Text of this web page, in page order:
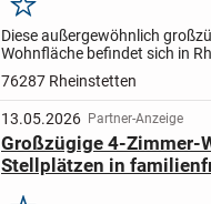
Merken
Diese außergewöhnlich
Wohnfläche befindet sich in
eines gepflegten
76287 Rheinstetten
13.05.2026 Partner-Anzeige
Großzügige 4-Zimmer-
Stellplätzen in